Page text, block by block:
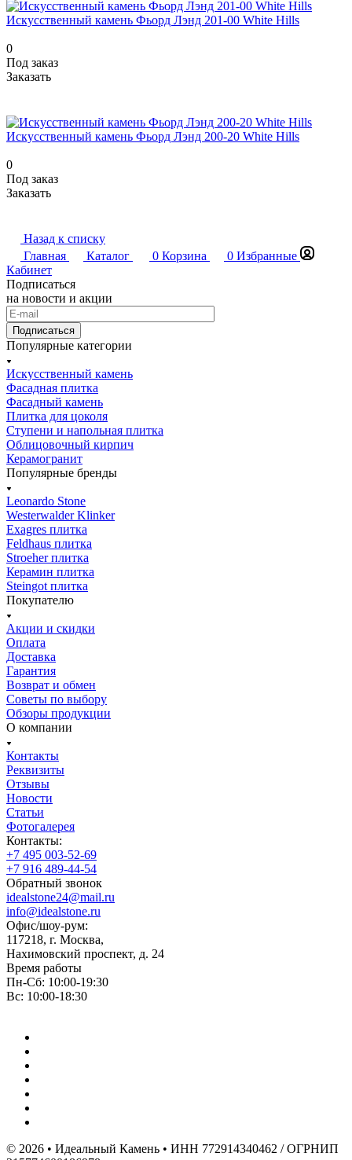
Искусственный камень Фьорд Лэнд 201-00 White Hills
0
Под заказ
Заказать
Искусственный камень Фьорд Лэнд 200-20 White Hills
0
Под заказ
Заказать
Назад к списку
Главная
Каталог 0 Корзина 0 Избранные
Кабинет
Подписаться
на новости и акции
Подписаться
Популярные категории
Искусственный камень
Фасадная плитка
Фасадный камень
Плитка для цоколя
Ступени и напольная плитка
Облицовочный кирпич
Керамогранит
Популярные бренды
Leonardo Stone
Westerwalder Klinker
Exagres плитка
Feldhaus плитка
Stroeher плитка
Керамин плитка
Steingot плитка
Покупателю
Акции и скидки
Оплата
Доставка
Гарантия
Возврат и обмен
Советы по выбору
Обзоры продукции
О компании
Контакты
Реквизиты
Отзывы
Новости
Статьи
Фотогалерея
Контакты:
+7 495 003-52-69
+7 916 489-44-54
Обратный звонок
idealstone24@mail.ru
info@idealstone.ru
Офис/шоу-рум:
117218, г. Москва,
Нахимовский проспект, д. 24
Время работы
Пн-Сб: 10:00-19:30
Вс: 10:00-18:30
© 2026 • Идеальный Камень • ИНН 772914340462 / ОГРНИП